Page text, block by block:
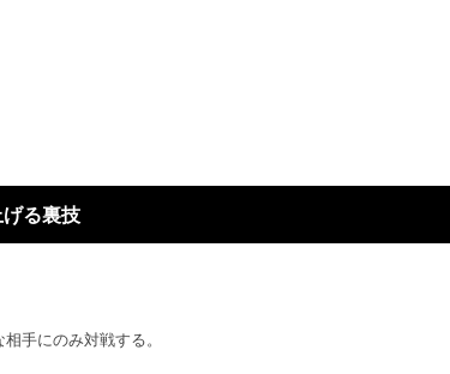
る裏技
手にのみ対戦する。